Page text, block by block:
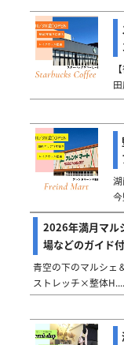
2026年満月マル
場などのガイド
青空の下のマルシェ
ストレッチ×整体